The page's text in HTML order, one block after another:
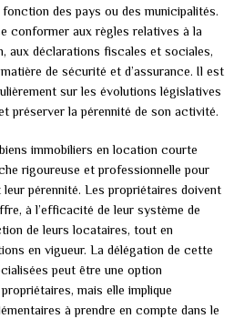
des pays ou des municipalités.
conformer aux règles relatives à la
aux déclarations fiscales et sociales,
de sécurité et d’assurance. Il est
sur les évolutions législatives
préserver la pérennité de son activité.
immobiliers en location courte
rigoureuse et professionnelle pour
pérennité. Les propriétaires doivent
à l’efficacité de leur système de
de leurs locataires, tout en
en vigueur. La délégation de cette
peut être une option
mais elle implique
à prendre en compte dans le